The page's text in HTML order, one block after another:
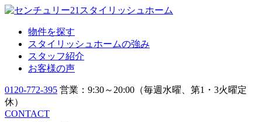
物件を探す
スタイリッシュホームの強み
スタッフ紹介
お客様の声
0120-772-395 営業：9:30～20:00（毎週水曜、第1・3火曜定
休）
CONTACT